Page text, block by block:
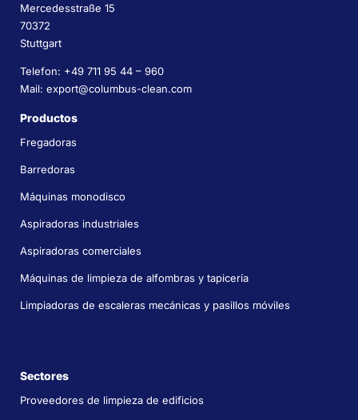
Mercedesstraße 15
70372
Stuttgart
Telefon: +49 711 95 44 – 960
Mail: export@columbus-clean.com
Productos
Fregadoras
Barredoras
Máquinas monodisco
Aspiradoras industriales
Aspiradoras comerciales
Máquinas de limpieza de alfombras y tapicería
Limpiadoras de escaleras mecánicas y pasillos móviles
Sectores
Proveedores de limpieza de edificios